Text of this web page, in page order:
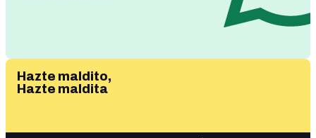
Hazte maldito,
Hazte maldita